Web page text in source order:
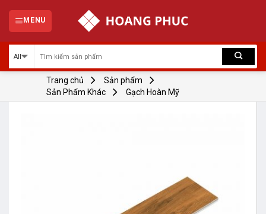
content
MENU
Trang chủ
Sản phẩm
Sản Phẩm Khác
Gạch Hoàn Mỹ